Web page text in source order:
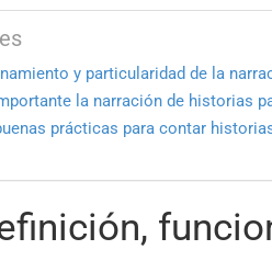
y particularidad de la
la narración de historias
prácticas para contar